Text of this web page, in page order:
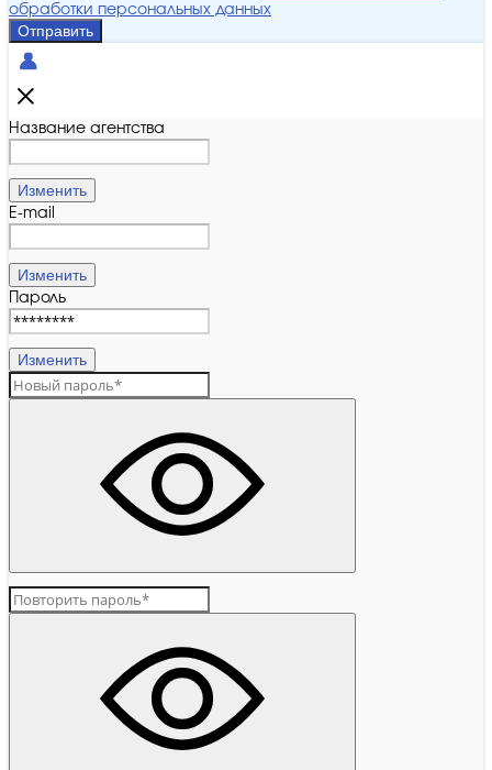
обработки персональных данных
Отправить
Название агентства
Изменить
E-mail
Изменить
Пароль
Изменить